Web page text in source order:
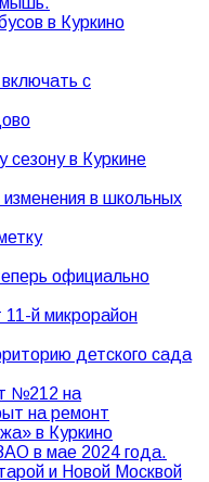
в Куркино
с
сезону в Куркине
в школьных
официально
11-й микрорайон
детского сада
№212 на
на ремонт
в Куркино
в мае 2024 года.
и Новой Москвой